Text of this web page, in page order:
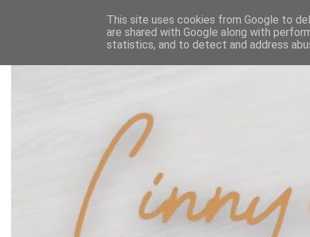
This site uses cookies from Google to
are shared with Google along with
statistics, and to detect and address